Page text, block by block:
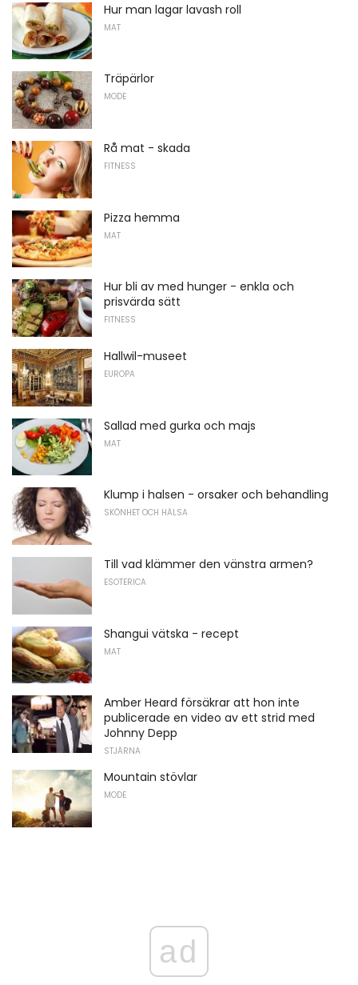
Hur man lagar lavash roll
MAT
Träpärlor
MODE
Rå mat - skada
FITNESS
Pizza hemma
MAT
Hur bli av med hunger - enkla och
prisvärda sätt
FITNESS
Hallwil-museet
EUROPA
Sallad med gurka och majs
MAT
Klump i halsen - orsaker och behandling
SKÖNHET OCH HÄLSA
Till vad klämmer den vänstra armen?
ESOTERICA
Shangui vätska - recept
MAT
Amber Heard försäkrar att hon inte
publicerade en video av ett strid med
Johnny Depp
STJÄRNA
Mountain stövlar
MODE
ad